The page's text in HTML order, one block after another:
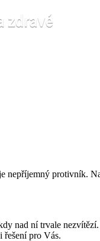
nepříjemný protivník.
nad ní trvale
řešení pro Vás.